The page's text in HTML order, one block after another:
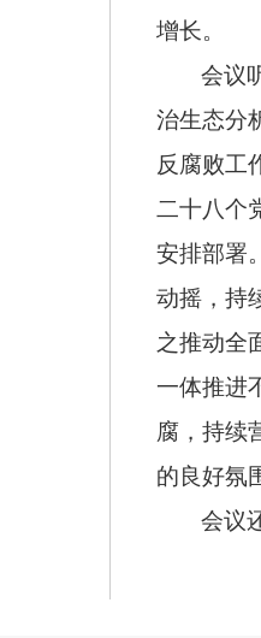
增长。
会议
治生态分
反腐败工
二十八个
安排部署
动摇，持
之推动全
一体推进
腐，持续
的良好氛
会议